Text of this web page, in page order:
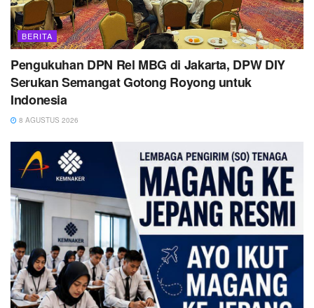
BERITA
Pengukuhan DPN Rel MBG di Jakarta, DPW DIY
Serukan Semangat Gotong Royong untuk
Indonesia
8 AGUSTUS 2026